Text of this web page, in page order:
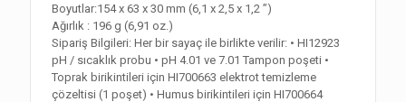
Boyutlar:154 x 63 x 30 mm (6,1 x 2,5 x 1,2 ”)
Ağırlık : 196 g (6,91 oz.)
Sipariş Bilgileri: Her bir sayaç ile birlikte verilir: • HI12923
pH / sıcaklık probu • pH 4.01 ve 7.01 Tampon poşeti •
Toprak birikintileri için HI700663 elektrot temizleme
çözeltisi (1 poşet) • Humus birikintileri için HI700664